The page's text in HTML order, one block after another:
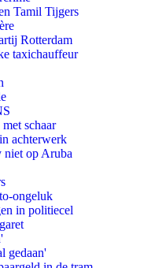
Tamil Tijgers
Rotterdam
taxichauffeur
schaar
achterwerk
op Aruba
ongeluk
in politiecel
gedaan'